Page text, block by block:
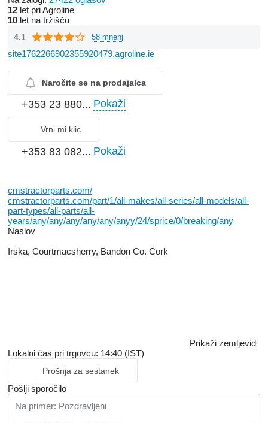
12 let pri Agroline
10 let na tržišču
4.1 58 mnenj
site1762266902355920479.agroline.ie
Naročite se na prodajalca
+353 23 880... Pokaži
Vrni mi klic
+353 83 082... Pokaži
cmstractorparts.com/
cmstractorparts.com/part/1/all-makes/all-series/all-models/all-
part-types/all-parts/all-
years/any/any/any/any/any/anyy/24/sprice/0/breaking/any
Naslov
Irska, Courtmacsherry, Bandon Co. Cork
Prikaži zemljevid
Lokalni čas pri trgovcu: 14:40 (IST)
Prošnja za sestanek
Pošlji sporočilo